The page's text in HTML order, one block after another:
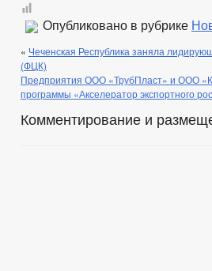
Опубликовано в рубрике
« Чеченская Республика заняла
(ФЦК)
Предприятия ООО «ТрубПласт» и ООО
программы «Акселератор экспортного
Комментирование и